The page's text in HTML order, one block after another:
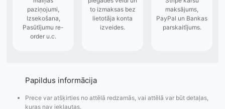
Papildus informācija
Prece var atšķirties no attēlā redzamās, vai attēlā var būt detaļas,
kuras nav iekļautas.